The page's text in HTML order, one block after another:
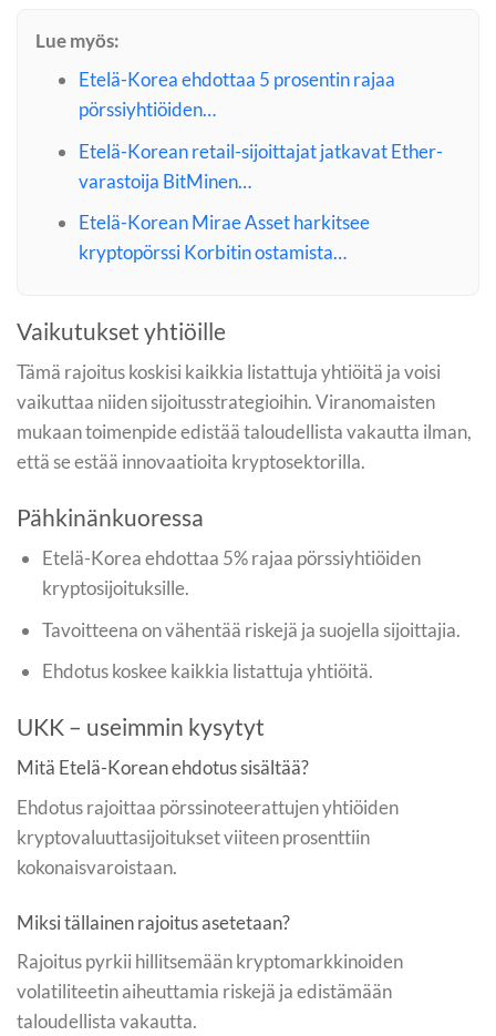
Lue myös:
Etelä-Korea ehdottaa 5 prosentin rajaa
pörssiyhtiöiden…
Etelä-Korean retail-sijoittajat jatkavat Ether-
varastoija BitMinen…
Etelä-Korean Mirae Asset harkitsee
kryptopörssi Korbitin ostamista…
Vaikutukset yhtiöille
Tämä rajoitus koskisi kaikkia listattuja yhtiöitä ja voisi
vaikuttaa niiden sijoitusstrategioihin. Viranomaisten
mukaan toimenpide edistää taloudellista vakautta ilman,
että se estää innovaatioita kryptosektorilla.
Pähkinänkuoressa
Etelä-Korea ehdottaa 5% rajaa pörssiyhtiöiden
kryptosijoituksille.
Tavoitteena on vähentää riskejä ja suojella sijoittajia.
Ehdotus koskee kaikkia listattuja yhtiöitä.
UKK – useimmin kysytyt
Mitä Etelä-Korean ehdotus sisältää?
Ehdotus rajoittaa pörssinoteerattujen yhtiöiden
kryptovaluuttasijoitukset viiteen prosenttiin
kokonaisvaroistaan.
Miksi tällainen rajoitus asetetaan?
Rajoitus pyrkii hillitsemään kryptomarkkinoiden
volatiliteetin aiheuttamia riskejä ja edistämään
taloudellista vakautta.